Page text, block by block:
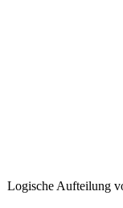
Logische Aufteilung